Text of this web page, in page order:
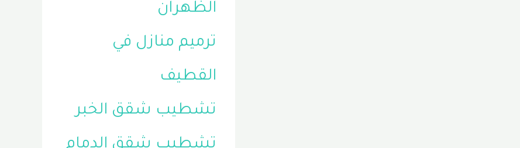
الظهران
ترميم منازل في
القطيف
تشطيب شقق الخبر